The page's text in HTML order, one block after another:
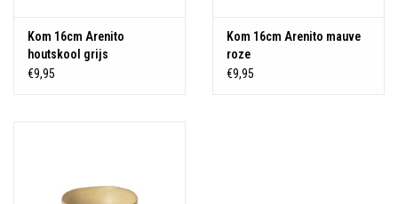
Kom 16cm Arenito
houtskool grijs
€9,95
Kom 16cm Arenito mauve
roze
€9,95